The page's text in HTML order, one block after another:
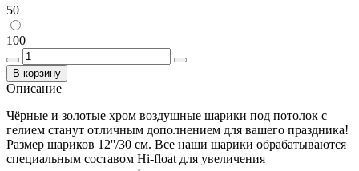
50
100
В корзину
Описание
Чёрные и золотые хром воздушные шарики под потолок с
гелием станут отличным дополнением для вашего праздника!
Размер шариков 12''/30 см. Все наши шарики обрабатываются
специальным составом Hi-float для увеличения